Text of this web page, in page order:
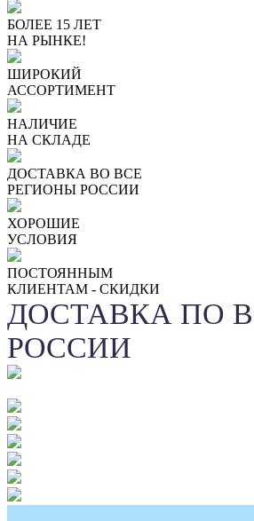
БОЛЕЕ 15 ЛЕТ
НА РЫНКЕ!
ШИРОКИЙ
АССОРТИМЕНТ
НАЛИЧИЕ
НА СКЛАДЕ
ДОСТАВКА ВО ВСЕ
РЕГИОНЫ РОССИИ
ХОРОШИЕ
УСЛОВИЯ
ПОСТОЯННЫМ
КЛИЕНТАМ - СКИДКИ
ДОСТАВКА ПО
РОССИИ